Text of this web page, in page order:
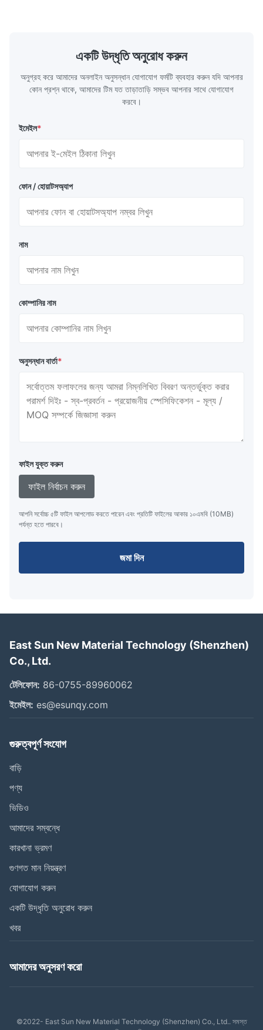
একটি উদ্ধৃতি অনুরোধ করুন
অনুগ্রহ করে আমাদের অনলাইন অনুসন্ধান যোগাযোগ ফর্মটি ব্যবহার করুন যদি আপনার
কোন প্রশ্ন থাকে, আমাদের টিম যত তাড়াতাড়ি সম্ভব আপনার সাথে যোগাযোগ
করবে।
ইমেইল*
ফোন / হোয়াটসঅ্যাপ
নাম
কোম্পানির নাম
অনুসন্ধান বার্তা*
ফাইল যুক্ত করুন
ফাইল নির্বাচন করুন
আপনি সর্বোচ্চ ৫টি ফাইল আপলোড করতে পারেন এবং প্রতিটি ফাইলের আকার ১০এমবি (10MB)
পর্যন্ত হতে পারবে।
জমা দিন
East Sun New Material Technology (Shenzhen)
Co., Ltd.
টেলিফোন: 86-0755-89960062
ইমেইল: es@esunqy.com
গুরুত্বপূর্ণ সংযোগ
বাড়ি
পণ্য
ভিডিও
আমাদের সম্বন্ধে
কারখানা ভ্রমণ
গুণগত মান নিয়ন্ত্রণ
যোগাযোগ করুন
একটি উদ্ধৃতি অনুরোধ করুন
খবর
আমাদের অনুসরণ করো
©2022- East Sun New Material Technology (Shenzhen) Co., Ltd.. সমস্ত